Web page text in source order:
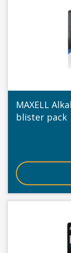
MAXELL
blister pack